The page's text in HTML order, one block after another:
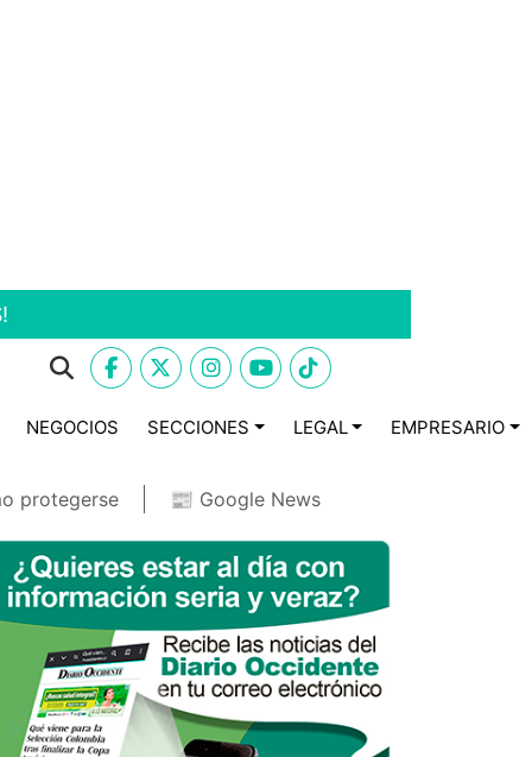
NEGOCIOS SECCIONES LEGAL EMPRESARIO
protegerse 📰 Google News